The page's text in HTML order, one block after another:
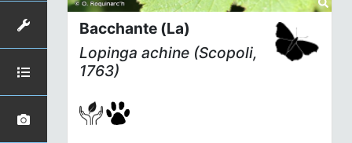
Bacchante (La)
Lopinga achine (Scopoli,
1763)